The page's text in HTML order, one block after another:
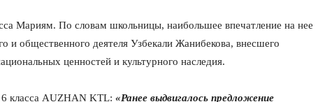
Мариям. По словам школьницы, наибольшее впечатление на нее
и общественного деятеля Узбекали Жанибекова, внесшего
ценностей и культурного наследия.
класса AUZHAN KTL: «Ранее выдвигалось предложение